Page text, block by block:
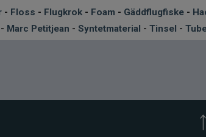
- Floss - Flugkrok- Foam - Gäddflugfiske-
- Marc Petitjean - Syntetmaterial - Tinsel -